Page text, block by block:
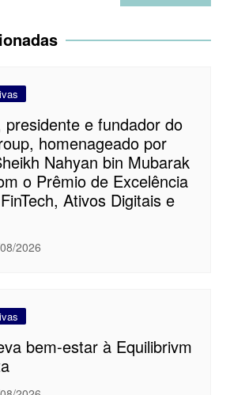
presidente e fundador do
homenageado por
Nahyan bin Mubarak
o Prêmio de Excelência
Ativos Digitais e
2026
bem-estar à Equilibrivm